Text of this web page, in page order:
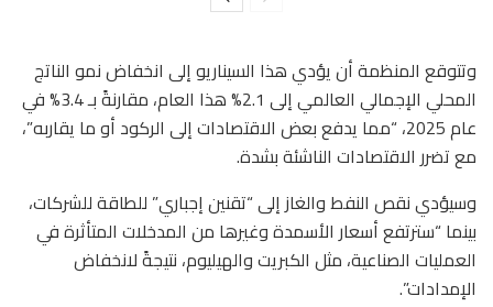
وتتوقع المنظمة أن يؤدي هذا السيناريو إلى انخفاض نمو الناتج
المحلي الإجمالي العالمي إلى 2.1% هذا العام، مقارنةً بـ 3.4% في
عام 2025، “مما يدفع بعض الاقتصادات إلى الركود أو ما يقاربه”،
مع تضرر الاقتصادات الناشئة بشدة.
وسيؤدي نقص النفط والغاز إلى “تقنين إجباري” للطاقة للشركات،
بينما “سترتفع أسعار الأسمدة وغيرها من المدخلات المتأثرة في
العمليات الصناعية، مثل الكبريت والهيليوم، نتيجةً لانخفاض
الإمدادات”.